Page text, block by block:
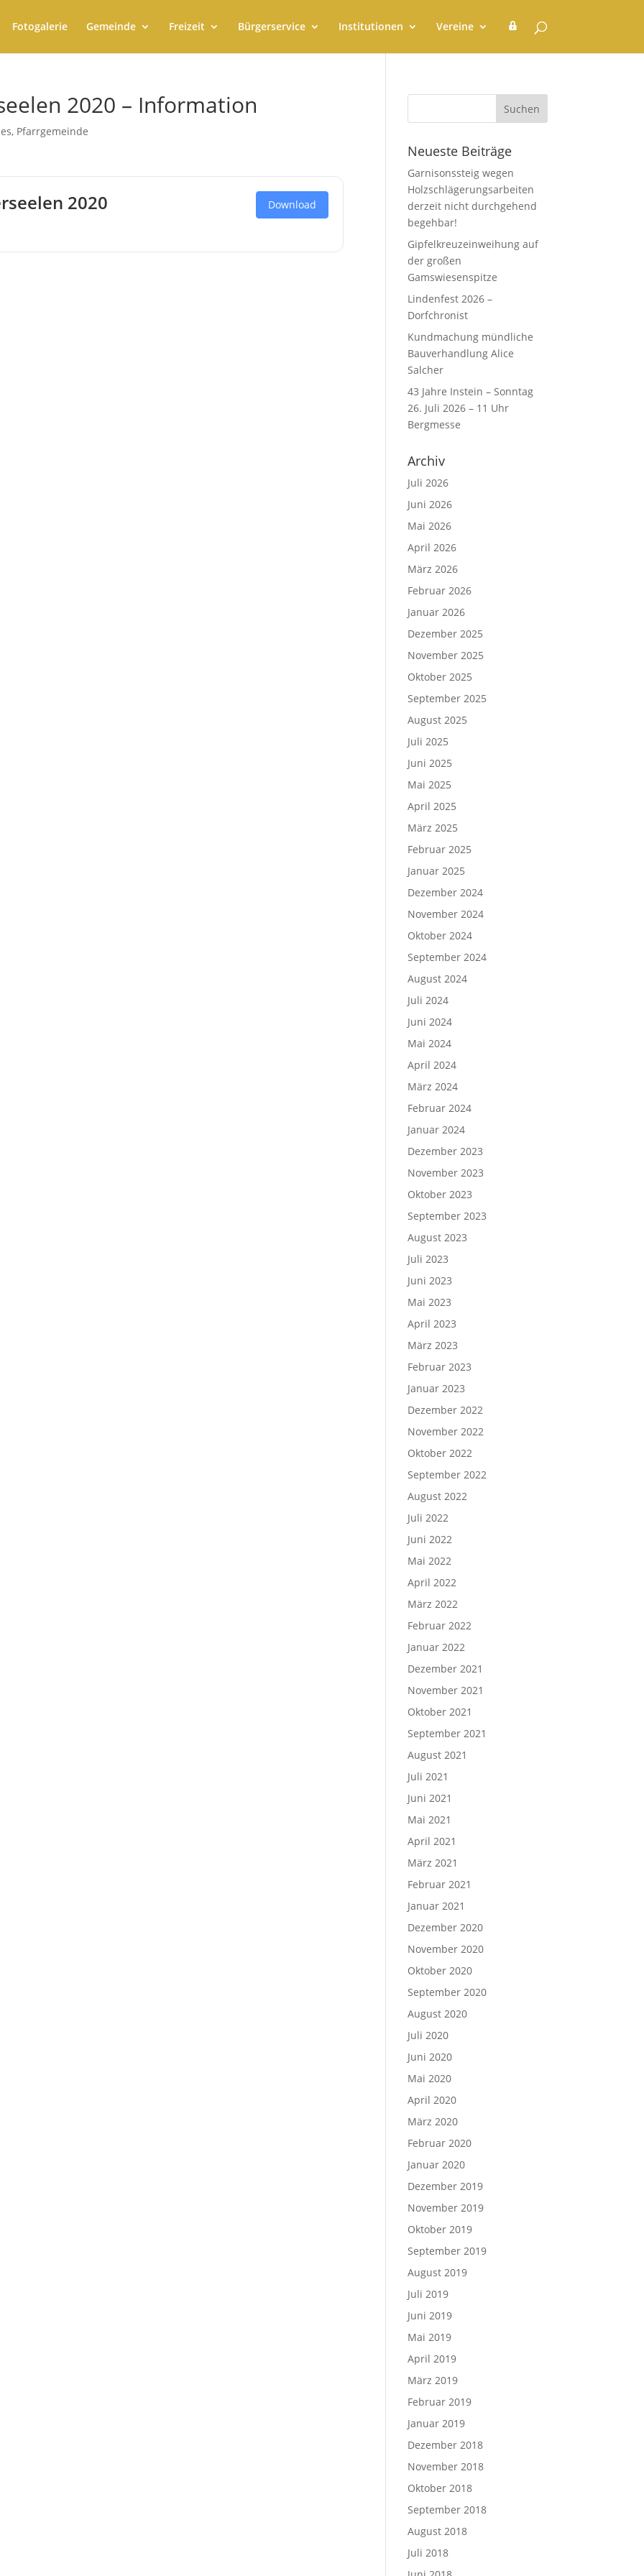
Fotogalerie Gemeinde Freizeit Bürgerservice Institutionen Vereine
e
e
r
a
t
2020 – Information
, Pfarrgemeinde
2020 Download
Neueste Beiträge
Garnisonssteig wegen
Holzschlägerungsarbeiten
derzeit nicht durchgehend
begehbar!
Gipfelkreuzeinweihung auf
der großen
Gamswiesenspitze
Lindenfest 2026 –
Dorfchronist
Kundmachung mündliche
Bauverhandlung Alice
Salcher
43 Jahre Instein – Sonntag
26. Juli 2026 – 11 Uhr
Bergmesse
Archiv
Juli 2026
Juni 2026
Mai 2026
April 2026
März 2026
Februar 2026
Januar 2026
Dezember 2025
November 2025
Oktober 2025
September 2025
August 2025
Juli 2025
Juni 2025
Mai 2025
April 2025
März 2025
Februar 2025
Januar 2025
Dezember 2024
November 2024
Oktober 2024
September 2024
August 2024
Juli 2024
Juni 2024
Mai 2024
April 2024
März 2024
Februar 2024
Januar 2024
Dezember 2023
November 2023
Oktober 2023
September 2023
August 2023
Juli 2023
Juni 2023
Mai 2023
April 2023
März 2023
Februar 2023
Januar 2023
Dezember 2022
November 2022
Oktober 2022
September 2022
August 2022
Juli 2022
Juni 2022
Mai 2022
April 2022
März 2022
Februar 2022
Januar 2022
Dezember 2021
November 2021
Oktober 2021
September 2021
August 2021
Juli 2021
Juni 2021
Mai 2021
April 2021
März 2021
Februar 2021
Januar 2021
Dezember 2020
November 2020
Oktober 2020
September 2020
August 2020
Juli 2020
Juni 2020
Mai 2020
April 2020
März 2020
Februar 2020
Januar 2020
Dezember 2019
November 2019
Oktober 2019
September 2019
August 2019
Juli 2019
Juni 2019
Mai 2019
April 2019
März 2019
Februar 2019
Januar 2019
Dezember 2018
November 2018
Oktober 2018
September 2018
August 2018
Juli 2018